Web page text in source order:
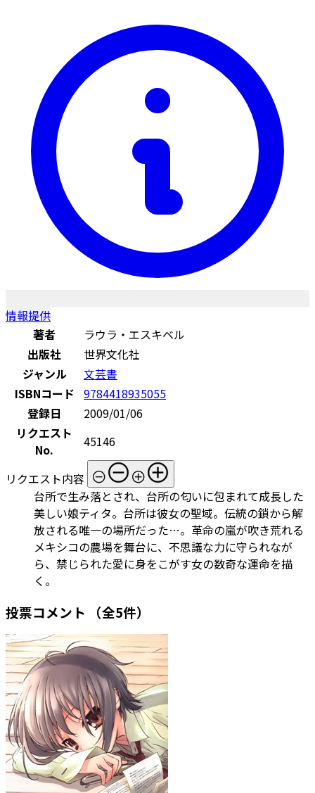
情報提供
著者
ラウラ・エスキベル
出版社
世界文化社
ジャンル
文芸書
ISBNコード 9784418935055
登録日
2009/01/06
リクエスト
No.
45146
リクエスト内容
台所で生み落とされ、台所の匂いに包まれて成長した
美しい娘ティタ。台所は彼女の聖域。伝統の鎖から解
放される唯一の場所だった…。革命の嵐が吹き荒れる
メキシコの農場を舞台に、不思議な力に守られなが
ら、禁じられた愛に身をこがす女の数奇な運命を描
く。
投票コメント （全5件）